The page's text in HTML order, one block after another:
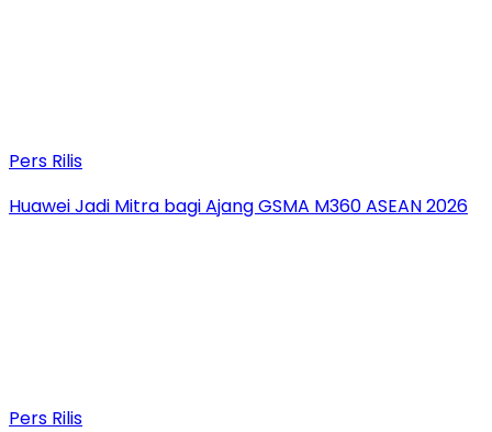
Pers Rilis
Huawei Jadi Mitra bagi Ajang GSMA M360 ASEAN 2026
Pers Rilis